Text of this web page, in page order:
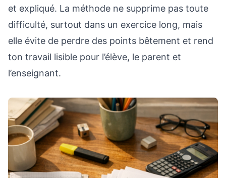
et expliqué. La méthode ne supprime pas toute
difficulté, surtout dans un exercice long, mais
elle évite de perdre des points bêtement et rend
ton travail lisible pour l’élève, le parent et
l’enseignant.